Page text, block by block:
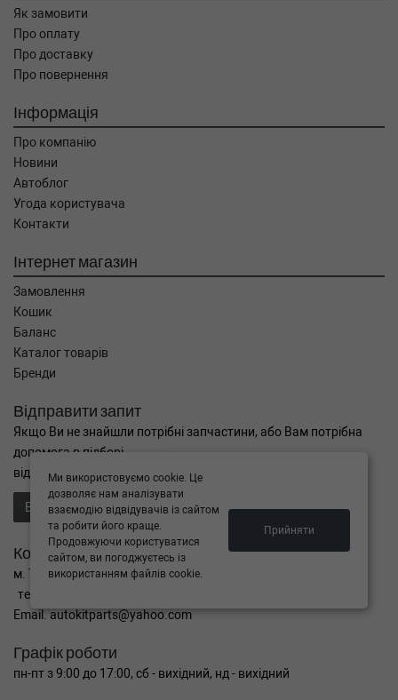
Як замовити
Про оплату
Про доставку
Про повернення
Інформація
Про компанію
Новини
Автоблог
Угода користувача
Контакти
Інтернет магазин
Замовлення
Кошик
Баланс
Каталог товарів
Бренди
Відправити запит
Якщо Ви не знайшли потрібні запчастини, або Вам потрібна
допомога в підборі,
відправте нам запит - ми Вам допоможемо
Відправити запит продавцю
Контакти
м. Тернопіль вул. Микулинецька 106а
тел. +38(099)650-59-19
Email. autokitparts@yahoo.com
Графік роботи
пн-пт з 9:00 до 17:00, сб - вихідний, нд - вихідний
Ми використовуємо cookie. Це
дозволяє нам аналізувати
взаємодію відвідувачів із сайтом
та робити його краще.
Продовжуючи користуватися
сайтом, ви погоджуєтесь із
використанням файлів cookie.
Прийняти